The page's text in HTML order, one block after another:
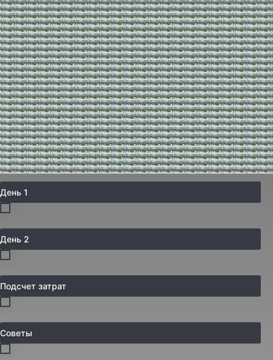
День 1
День 2
Подсчет затрат
Советы